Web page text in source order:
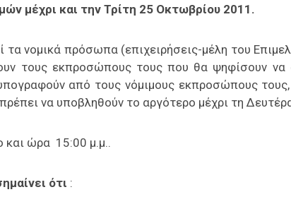
μέχρι και την Τρίτη 25 Οκτωβρίου 2011.
τα νομικά πρόσωπα (επιχειρήσεις-μέλη του
τους εκπροσώπους τους που θα ψηφίσουν
από τους νόμιμους εκπροσώπους τους,
να υποβληθούν το αργότερο μέχρι τη
και ώρα 15:00 μ.μ..
ότι :